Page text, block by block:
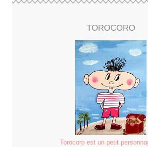
TOROCORO
Torocoro est un petit